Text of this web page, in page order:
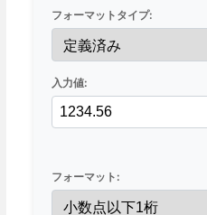
フォーマットタイプ:
入力値:
フォーマット: